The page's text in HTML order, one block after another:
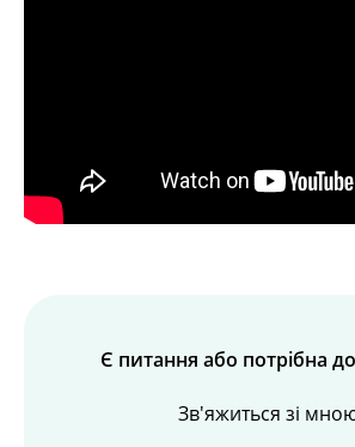
Є питання або потрібна
Зв'яжиться зі